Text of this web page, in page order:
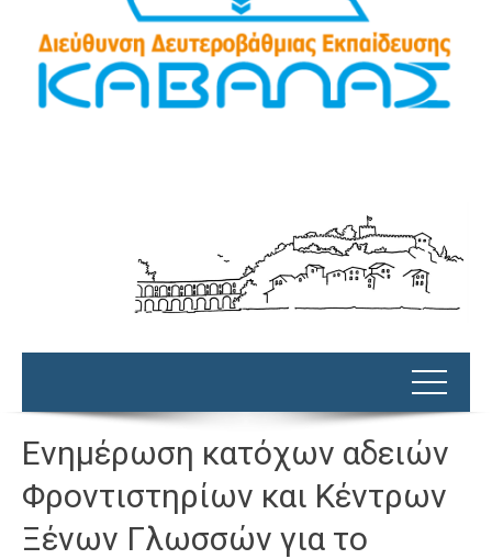
Ενημέρωση κατόχων αδειών
Φροντιστηρίων και Κέντρων
Ξένων Γλωσσών για το